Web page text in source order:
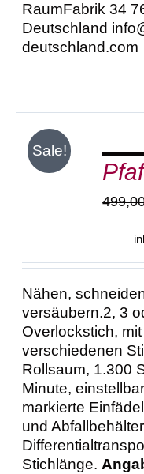
RaumFabrik 34
Deutschland
deutschland.com
Sale!
IN
DEN
WARENKORB
Nähen,
versäubern.2, 3
Overlockstich,
verschiedenen
Rollsaum, 1.300
Minute,
markierte
und
Stichlänge.